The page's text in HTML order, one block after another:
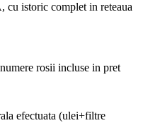
istoric complet in reteaua
rosii incluse in pret
efectuata (ulei+filtre